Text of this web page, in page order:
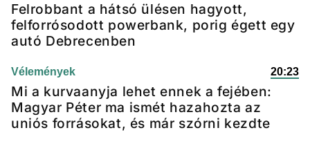
Felrobbant a hátsó ülésen hagyott,
felforrósodott powerbank, porig égett egy
autó Debrecenben
Vélemények 20:23
Mi a kurvaanyja lehet ennek a fejében:
Magyar Péter ma ismét hazahozta az
uniós forrásokat, és már szórni kezdte